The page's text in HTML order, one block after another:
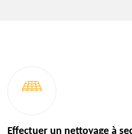
Effectuer un nettoyage à